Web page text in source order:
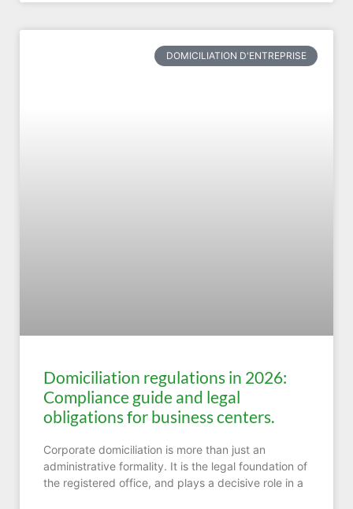
DOMICILIATION D'ENTREPRISE
Domiciliation regulations in 2026:
Compliance guide and legal
obligations for business centers.
Corporate domiciliation is more than just an
administrative formality. It is the legal foundation of
the registered office, and plays a decisive role in a